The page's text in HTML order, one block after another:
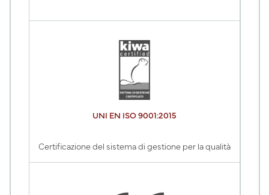
UNI EN ISO 9001:2015
Certificazione del sistema di gestione per la qualità